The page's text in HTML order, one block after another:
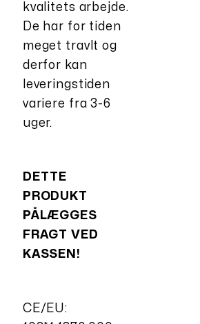
kvalitets arbejde.
De har for tiden
meget travlt og
derfor kan
leveringstiden
variere fra 3-6
uger.
DETTE
PRODUKT
PÅLÆGGES
FRAGT VED
KASSEN!
CE/EU: